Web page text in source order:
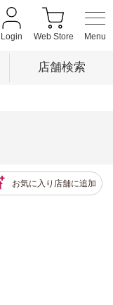
Login Web Store
店舗検索
お気に入り店舗に追加